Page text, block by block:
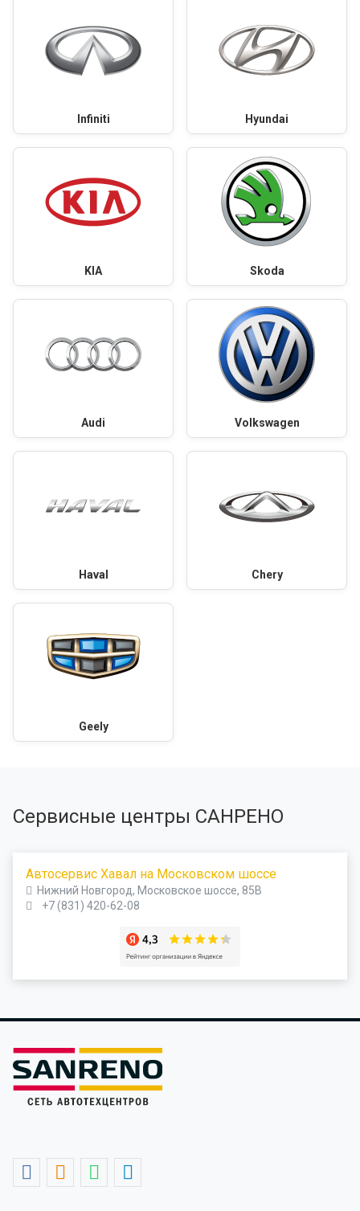
Infiniti Hyundai
KIA Skoda
Audi Volkswagen
Haval Chery
Geely
Сервисные центры САНРЕНО
Автосервис Хавал на Московском шоссе
Нижний Новгород, Московское шоссе, 85В
+7 (831) 420-62-08